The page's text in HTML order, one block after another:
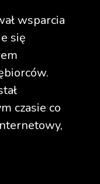
wsparcia
się
czasie co